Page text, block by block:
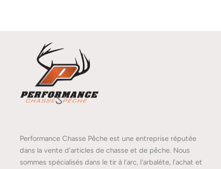
Performance Chasse Pêche est une entreprise réputée
dans la vente d'articles de chasse et de pêche. Nous
sommes spécialisés dans le tir à l'arc, l'arbalète, l'achat et